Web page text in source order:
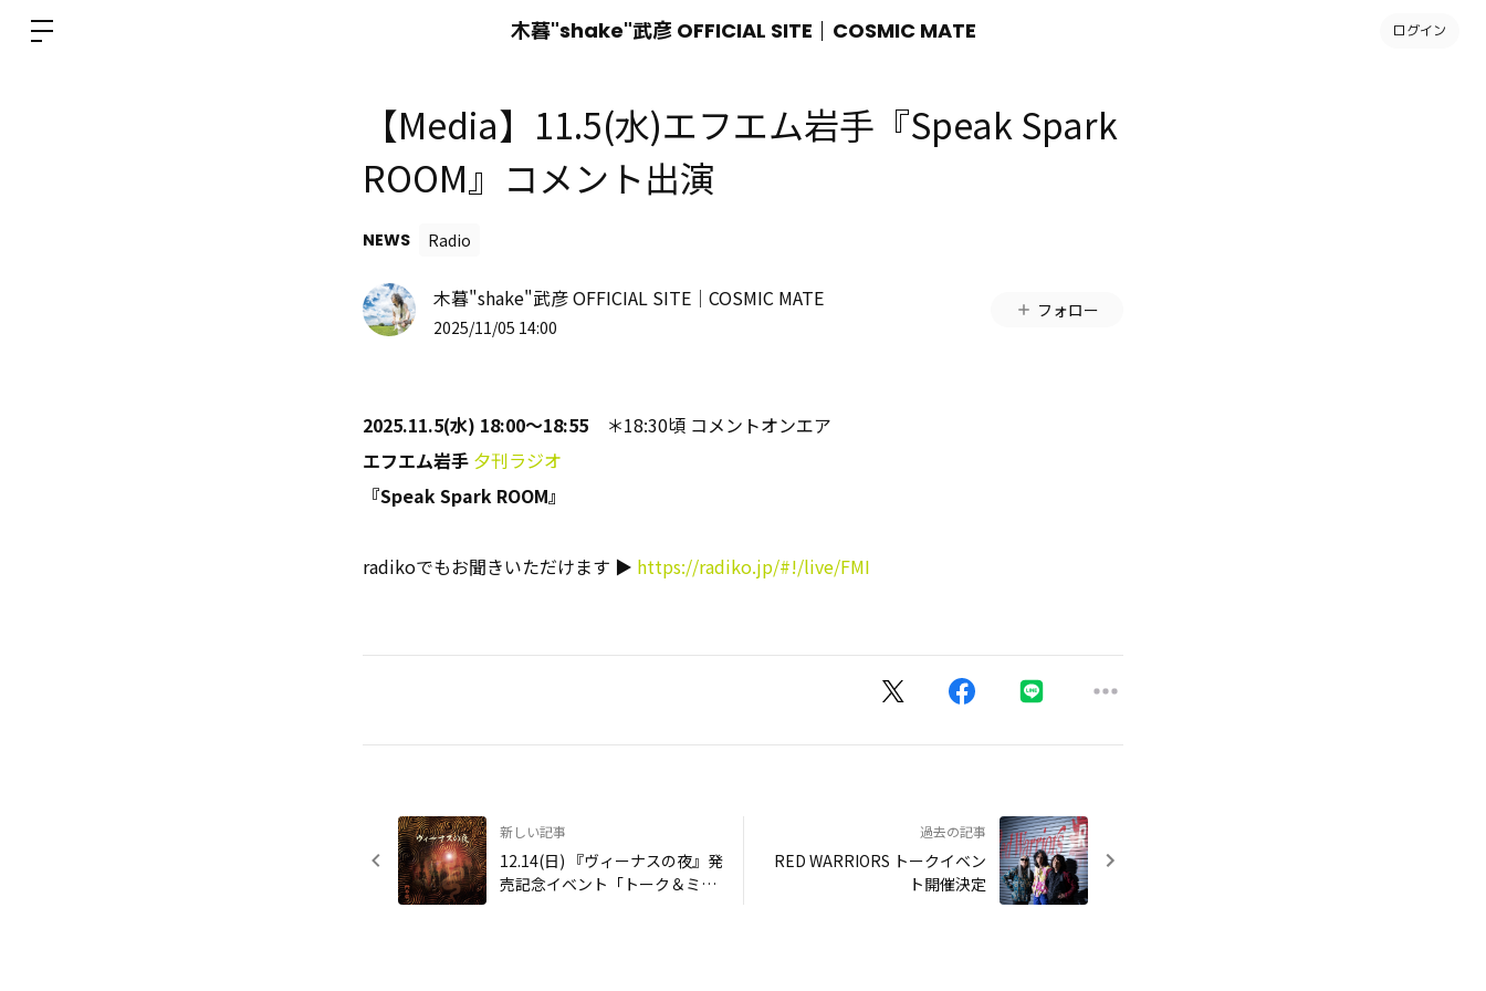
木暮"shake"武彦 OFFICIAL SITE│COSMIC MATE ログイン
【Media】11.5(水)エフエム岩手『Speak Spark
ROOM』コメント出演
NEWS Radio
木暮"shake"武彦 OFFICIAL SITE│COSMIC MATE
2025/11/05 14:00
フォロー
2025.11.5(水) 18:00〜18:55 ＊18:30頃 コメントオンエア
エフエム岩手 夕刊ラジオ
『Speak Spark ROOM』
radikoでもお聞きいただけます ▶︎ https://radiko.jp/#!/live/FMI
新しい記事
12.14(日) 『ヴィーナスの夜』発
売記念イベント「トーク＆ミニ
過去の記事
RED WARRIORS トークイベン
ト開催決定